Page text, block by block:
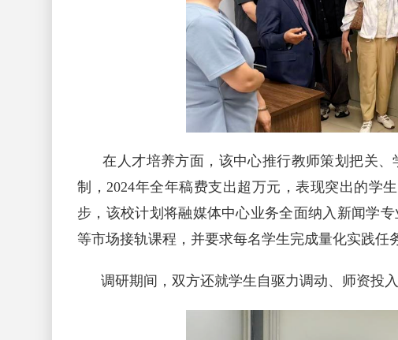
在人才培养方面，该中心推行教师策划把关、
制，2024年全年稿费支出超万元，表现突出的学
步，该校计划将融媒体中心业务全面纳入新闻学
等市场接轨课程，并要求每名学生完成量化实践任
调研期间，双方还就学生自驱力调动、师资投入